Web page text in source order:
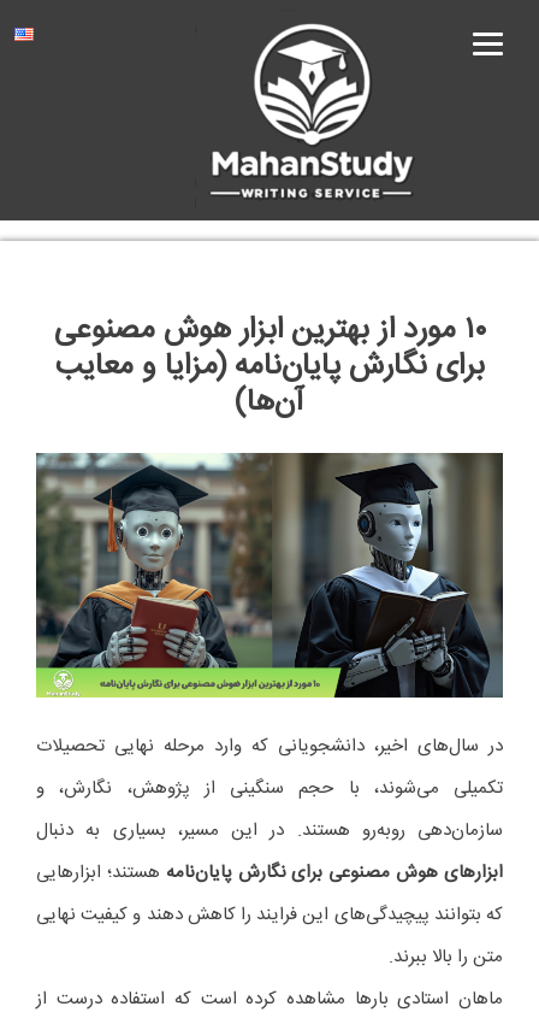
۱۰ مورد از بهترین ابزار هوش مصنوعی
برای نگارش پایان‌نامه (مزایا و معایب
آن‌ها)
در سال‌های اخیر، دانشجویانی که وارد مرحله نهایی تحصیلات
تکمیلی می‌شوند، با حجم سنگینی از پژوهش، نگارش، و
سازمان‌دهی روبه‌رو هستند. در این مسیر، بسیاری به دنبال
ابزارهای هوش مصنوعی برای نگارش پایان‌نامه هستند؛ ابزارهایی
که بتوانند پیچیدگی‌های این فرایند را کاهش دهند و کیفیت نهایی
متن را بالا ببرند.
ماهان استادی بارها مشاهده کرده است که استفاده درست از